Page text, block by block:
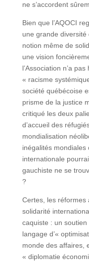
ne s’accordent
Bien que l’AQOCI
une grande diversité
notion même de
une vision
l’Association n’a
« racisme
société québécoise
prisme de la justice
critiqué les deux
d’accueil des
mondialisation
inégalités mondiales
internationale
gauchiste ne se
?
Certes, les réformes
solidarité
caquiste : un
langage d’«
monde des affaires,
« diplomatie